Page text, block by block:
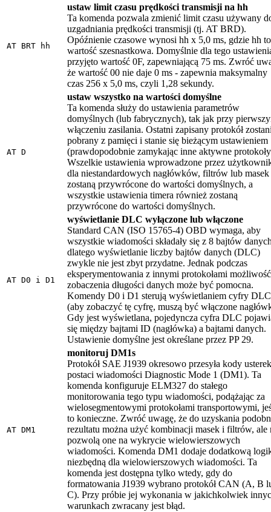
AT BRT hh
ustaw limit czasu prędkości transmisji na hh
Ta komenda pozwala zmienić limit czasu używany
uzgadniania prędkości transmisji (tj. AT BRD).
Opóźnienie czasowe wynosi hh x 5,0 ms, gdzie hh to
wartość szesnastkowa. Domyślnie dla tego
przyjęto wartość 0F, zapewniającą 75 ms. Zwróć
że wartość 00 nie daje 0 ms - zapewnia maksymalny
czas 256 x 5,0 ms, czyli 1,28 sekundy.
AT D
ustaw wszystko na wartości domyślne
Ta komenda służy do ustawienia parametrów
domyślnych (lub fabrycznych), tak jak przy
włączeniu zasilania. Ostatni zapisany protokół
pobrany z pamięci i stanie się bieżącym ustawieniem
(prawdopodobnie zamykając inne aktywne
Wszelkie ustawienia wprowadzone przez
dla niestandardowych nagłówków, filtrów lub masek
zostaną przywrócone do wartości domyślnych, a
wszystkie ustawienia timera również zostaną
przywrócone do wartości domyślnych.
AT D0 i D1
wyświetlanie DLC wyłączone lub włączone
Standard CAN (ISO 15765-4) OBD wymaga, aby
wszystkie wiadomości składały się z 8 bajtów
dlatego wyświetlanie liczby bajtów danych (DLC)
zwykle nie jest zbyt przydatne. Jednak podczas
eksperymentowania z innymi protokołami możliwość
zobaczenia długości danych może być pomocna.
Komendy D0 i D1 sterują wyświetlaniem cyfry DLC
(aby zobaczyć tę cyfrę, muszą być włączone
Gdy jest wyświetlana, pojedyncza cyfra DLC
się między bajtami ID (nagłówka) a bajtami danych.
Ustawienie domyślne jest określane przez PP 29.
AT DM1
monitoruj DM1s
Protokół SAE J1939 okresowo przesyła kody
postaci wiadomości Diagnostic Mode 1 (DM1). Ta
komenda konfiguruje ELM327 do stałego
monitorowania tego typu wiadomości, podążając za
wielosegmentowymi protokołami transportowymi,
to konieczne. Zwróć uwagę, że do uzyskania
rezultatu można użyć kombinacji masek i filtrów, ale
pozwolą one na wykrycie wielowierszowych
wiadomości. Komenda DM1 dodaje dodatkową
niezbędną dla wielowierszowych wiadomości. Ta
komenda jest dostępna tylko wtedy, gdy do
formatowania J1939 wybrano protokół CAN (A, B
C). Przy próbie jej wykonania w jakichkolwiek
warunkach zwracany jest błąd.